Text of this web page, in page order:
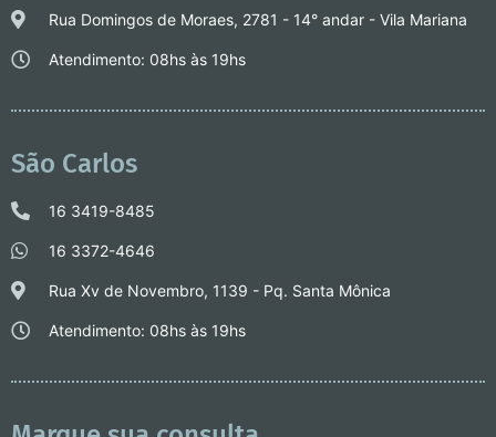
Rua Domingos de Moraes, 2781 - 14° andar - Vila Mariana
Atendimento: 08hs às 19hs
São Carlos
16 3419-8485
16 3372-4646
Rua Xv de Novembro, 1139 - Pq. Santa Mônica
Atendimento: 08hs às 19hs